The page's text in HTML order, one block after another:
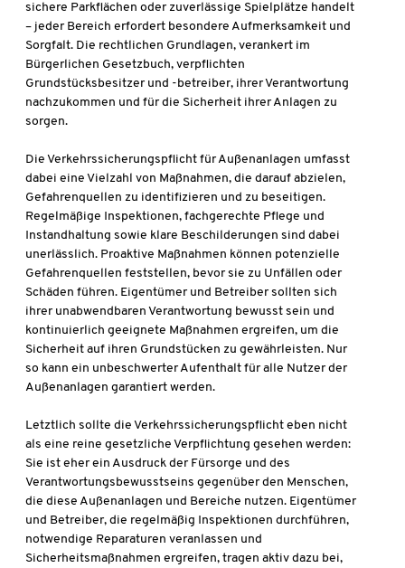
sichere Parkflächen oder zuverlässige Spielplätze handelt
– jeder Bereich erfordert besondere Aufmerksamkeit und
Sorgfalt. Die rechtlichen Grundlagen, verankert im
Bürgerlichen Gesetzbuch, verpflichten
Grundstücksbesitzer und -betreiber, ihrer Verantwortung
nachzukommen und für die Sicherheit ihrer Anlagen zu
sorgen.
Die Verkehrssicherungspflicht für Außenanlagen umfasst
dabei eine Vielzahl von Maßnahmen, die darauf abzielen,
Gefahrenquellen zu identifizieren und zu beseitigen.
Regelmäßige Inspektionen, fachgerechte Pflege und
Instandhaltung sowie klare Beschilderungen sind dabei
unerlässlich. Proaktive Maßnahmen können potenzielle
Gefahrenquellen feststellen, bevor sie zu Unfällen oder
Schäden führen. Eigentümer und Betreiber sollten sich
ihrer unabwendbaren Verantwortung bewusst sein und
kontinuierlich geeignete Maßnahmen ergreifen, um die
Sicherheit auf ihren Grundstücken zu gewährleisten. Nur
so kann ein unbeschwerter Aufenthalt für alle Nutzer der
Außenanlagen garantiert werden.
Letztlich sollte die Verkehrssicherungspflicht eben nicht
als eine reine gesetzliche Verpflichtung gesehen werden:
Sie ist eher ein Ausdruck der Fürsorge und des
Verantwortungsbewusstseins gegenüber den Menschen,
die diese Außenanlagen und Bereiche nutzen. Eigentümer
und Betreiber, die regelmäßig Inspektionen durchführen,
notwendige Reparaturen veranlassen und
Sicherheitsmaßnahmen ergreifen, tragen aktiv dazu bei,